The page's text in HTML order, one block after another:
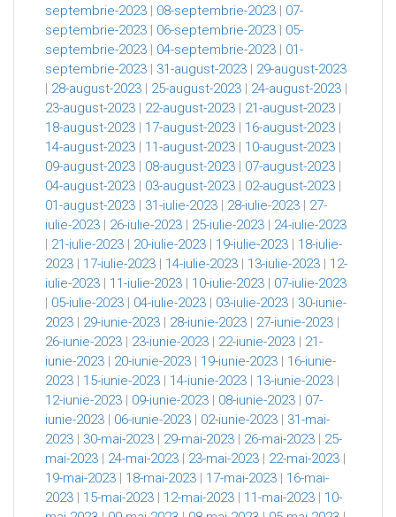
septembrie-2023 | 08-septembrie-2023 | 07-
septembrie-2023 | 06-septembrie-2023 | 05-
septembrie-2023 | 04-septembrie-2023 | 01-
septembrie-2023 | 31-august-2023 | 29-august-2023
| 28-august-2023 | 25-august-2023 | 24-august-2023 |
23-august-2023 | 22-august-2023 | 21-august-2023 |
18-august-2023 | 17-august-2023 | 16-august-2023 |
14-august-2023 | 11-august-2023 | 10-august-2023 |
09-august-2023 | 08-august-2023 | 07-august-2023 |
04-august-2023 | 03-august-2023 | 02-august-2023 |
01-august-2023 | 31-iulie-2023 | 28-iulie-2023 | 27-
iulie-2023 | 26-iulie-2023 | 25-iulie-2023 | 24-iulie-2023
| 21-iulie-2023 | 20-iulie-2023 | 19-iulie-2023 | 18-iulie-
2023 | 17-iulie-2023 | 14-iulie-2023 | 13-iulie-2023 | 12-
iulie-2023 | 11-iulie-2023 | 10-iulie-2023 | 07-iulie-2023
| 05-iulie-2023 | 04-iulie-2023 | 03-iulie-2023 | 30-iunie-
2023 | 29-iunie-2023 | 28-iunie-2023 | 27-iunie-2023 |
26-iunie-2023 | 23-iunie-2023 | 22-iunie-2023 | 21-
iunie-2023 | 20-iunie-2023 | 19-iunie-2023 | 16-iunie-
2023 | 15-iunie-2023 | 14-iunie-2023 | 13-iunie-2023 |
12-iunie-2023 | 09-iunie-2023 | 08-iunie-2023 | 07-
iunie-2023 | 06-iunie-2023 | 02-iunie-2023 | 31-mai-
2023 | 30-mai-2023 | 29-mai-2023 | 26-mai-2023 | 25-
mai-2023 | 24-mai-2023 | 23-mai-2023 | 22-mai-2023 |
19-mai-2023 | 18-mai-2023 | 17-mai-2023 | 16-mai-
2023 | 15-mai-2023 | 12-mai-2023 | 11-mai-2023 | 10-